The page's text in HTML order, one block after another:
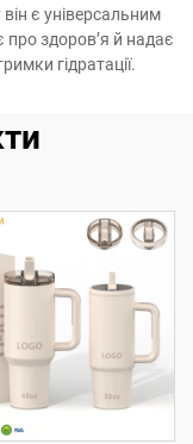
є універсальним
про здоров’я й надає
гідратації.